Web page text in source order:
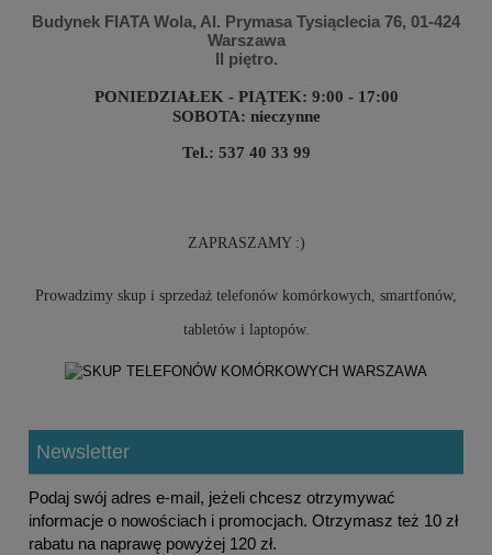
Budynek FIATA Wola, Al. Prymasa Tysiąclecia 76, 01-424
Warszawa
II piętro.
PONIEDZIAŁEK - PIĄTEK: 9:00 - 17:00
SOBOTA: nieczynne
Tel.: 537 40 33 99
ZAPRASZAMY :)
Prowadzimy skup i sprzedaż telefonów komórkowych, smartfonów,
tabletów i laptopów.
Newsletter
Podaj swój adres e-mail, jeżeli chcesz otrzymywać
informacje o nowościach i promocjach. Otrzymasz też 10 zł
rabatu na naprawę powyżej 120 zł.